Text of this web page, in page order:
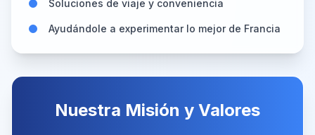
Soluciones de viaje y conveniencia
Ayudándole a experimentar lo mejor de Francia
Nuestra Misión y Valores